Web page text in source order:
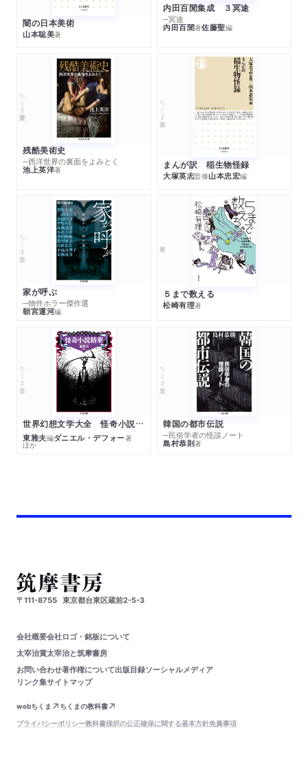
闇の日本美術
山本聡美著
内田百閒集成 ３冥途
─冥途
内田百閒著佐藤聖編
ちくま学芸文庫
残酷美術史
─西洋世界の裏面をよみとく
池上英洋著
ちくま新書
まんが訳 稲生物怪録
大塚英志監修山本忠宏編
ちくま文庫
家が呼ぶ
─物件ホラー傑作選
朝宮運河編
５まで数える
松崎有理著
ちくま文庫
世界幻想文学大全 怪奇小説精華
東雅夫編ダニエル・デフォー著
ほか
ちくま文庫
韓国の都市伝説
─民俗学者の怪談ノート
島村恭則著
〒111-8755 東京都台東区蔵前2-5-3
会社概要会社ロゴ・銘板について
太宰治賞太宰治と筑摩書房
お問い合わせ著作権について出版目録ソーシャルメディア
リンク集サイトマップ
webちくま
ちくまの教科書
プライバシーポリシー教科書採択の公正確保に関する基本方針免責事項